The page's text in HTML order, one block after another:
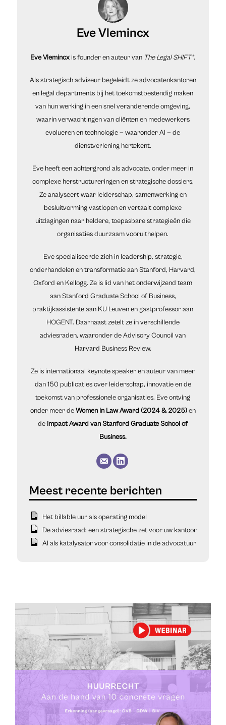
Eve Vlemincx
Eve Vlemincx is founder en auteur van The Legal SHIFT®.
Als strategisch adviseur begeleidt ze advocatenkantoren
en legal departments bij het toekomstbestendig maken
van hun werking in een snel veranderende omgeving,
waarin verwachtingen van cliënten en medewerkers
evolueren en technologie — waaronder AI — de
dienstverlening hertekent.
Eve heeft een achtergrond als advocate, onder meer in
complexe herstructureringen en strategische dossiers.
Ze analyseert waar leiderschap, samenwerking en
besluitvorming vastlopen en vertaalt complexe
uitdagingen naar heldere, toepasbare strategieën die
organisaties duurzaam vooruithelpen.
Eve specialiseerde zich in leadership, strategie,
onderhandelen en transformatie aan Stanford, Harvard,
Oxford en Kellogg. Ze is lid van het onderwijzend team
aan Stanford Graduate School of Business,
praktijkassistente aan KU Leuven en gastprofessor aan
HOGENT. Daarnaast zetelt ze in verschillende
adviesraden, waaronder de Advisory Council van
Harvard Business Review.
Ze is internationaal keynote speaker en auteur van meer
dan 150 publicaties over leiderschap, innovatie en de
toekomst van professionele organisaties. Eve ontving
onder meer deWomen in Law Award (2024 & 2025)en
de Impact Award van Stanford Graduate School of
Business.
Het billable uur als operating model
De adviesraad: een strategische zet voor uw kantoor
AI als katalysator voor consolidatie in de advocatuur